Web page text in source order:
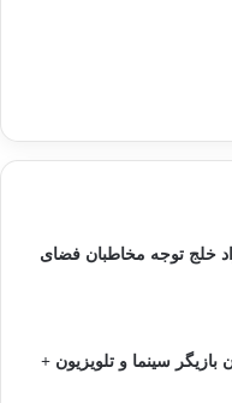
خلج توجه مخاطبان فضای
سینما و تلویزیون +